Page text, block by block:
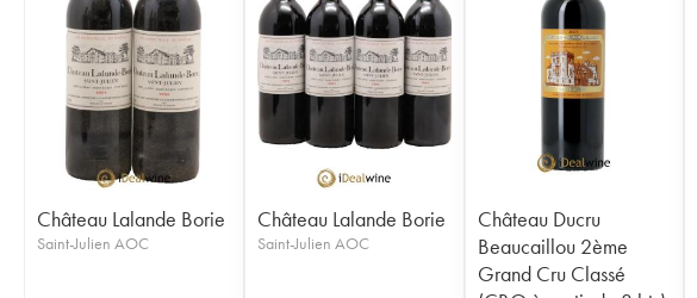
Château Lalande Borie
Saint-Julien AOC
Château Lalande Borie
Saint-Julien AOC
Château Ducru
Beaucaillou 2ème
Grand Cru Classé